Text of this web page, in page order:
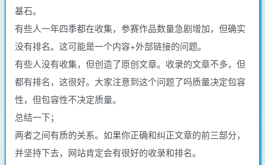
基石。
有些人一年四季都在收集，参赛作品数量急剧增加，但确实
没有排名。这可能是一个内容+外部链接的问题。
有些人没有收集，但创造了原创文章。收录的文章不多，但
都有排名，这很好。大家注意到这个问题了吗质量决定包容
性，但包容性不决定质量。
总结一下；
两者之间有质的关系。如果你正确和纠正文章的前三部分，
并坚持下去，网站肯定会有很好的收录和排名。